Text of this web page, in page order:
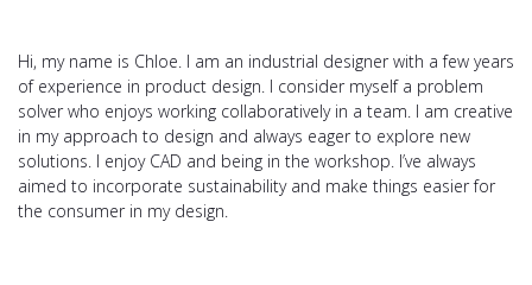
Hi, my name is Chloe. I am an industrial designer with a few years
of experience in product design. I consider myself a problem
solver who enjoys working collaboratively in a team. I am creative
in my approach to design and always eager to explore new
solutions. I enjoy CAD and being in the workshop. I’ve always
aimed to incorporate sustainability and make things easier for
the consumer in my design.